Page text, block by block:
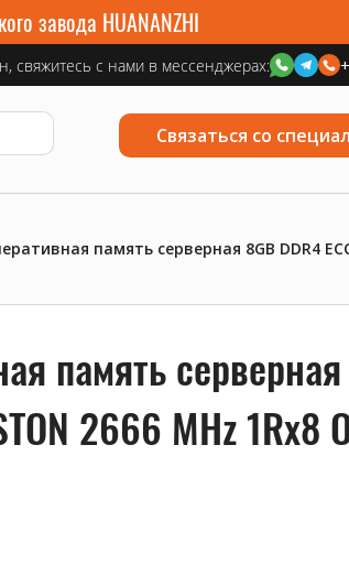
завода HUANANZHI
свяжитесь с нами в мессенджерах:
Связаться со
память серверная 8GB DDR4
память серверная
2666 MHz 1Rx8